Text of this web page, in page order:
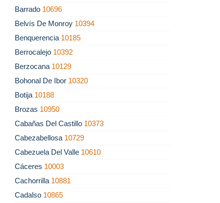
Barrado 10696
Belvís De Monroy 10394
Benquerencia 10185
Berrocalejo 10392
Berzocana 10129
Bohonal De Ibor 10320
Botija 10188
Brozas 10950
Cabañas Del Castillo 10373
Cabezabellosa 10729
Cabezuela Del Valle 10610
Cáceres 10003
Cachorrilla 10881
Cadalso 10865